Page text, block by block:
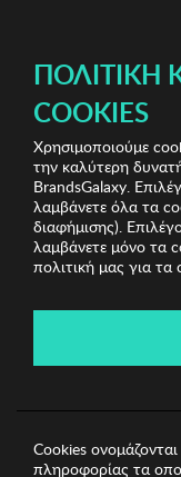
Home
Home
Λήγει σε: 00 ημέρες
ΠΟΛΙΤΙΚΉ
COOKIES
Χρησιμοποιούμε
την καλύτερη
BrandsGalaxy.
λαμβάνετε όλα τα
διαφήμισης).
λαμβάνετε μόνο τα
πολιτική μας για τα
Cookies
πληροφορίας τα